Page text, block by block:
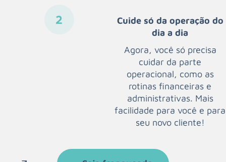
Cuide só da operação do
dia a dia
Agora, você só precisa
cuidar da parte
operacional, como as
rotinas financeiras e
administrativas. Mais
facilidade para você e para
seu novo cliente!